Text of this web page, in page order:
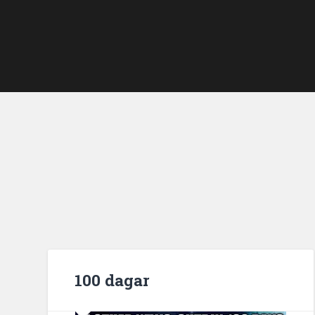
100 dagar